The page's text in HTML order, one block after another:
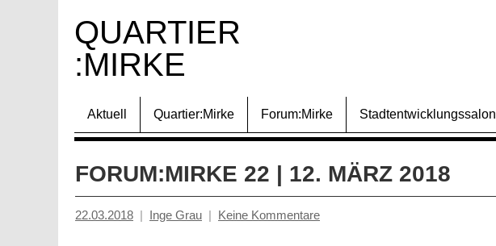
Inhalt
springen
QUARTIER
:MIRKE
Aktuell Quartier:Mirke Forum:Mirke Stadtentwicklungssalon
FORUM:MIRKE 22 | 12. MÄRZ 2018
22.03.2018 Inge Grau Keine Kommentare